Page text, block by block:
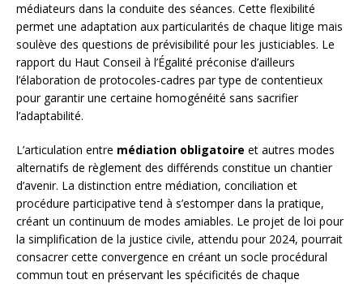
médiateurs dans la conduite des séances. Cette flexibilité
permet une adaptation aux particularités de chaque litige mais
soulève des questions de prévisibilité pour les justiciables. Le
rapport du Haut Conseil à l’Égalité préconise d’ailleurs
l’élaboration de protocoles-cadres par type de contentieux
pour garantir une certaine homogénéité sans sacrifier
l’adaptabilité.
L’articulation entre médiation obligatoire et autres modes
alternatifs de règlement des différends constitue un chantier
d’avenir. La distinction entre médiation, conciliation et
procédure participative tend à s’estomper dans la pratique,
créant un continuum de modes amiables. Le projet de loi pour
la simplification de la justice civile, attendu pour 2024, pourrait
consacrer cette convergence en créant un socle procédural
commun tout en préservant les spécificités de chaque